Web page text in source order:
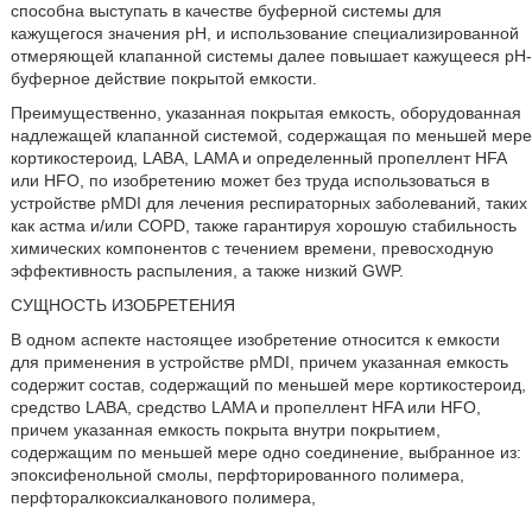
способна выступать в качестве буферной системы для
кажущегося значения pH, и использование специализированной
отмеряющей клапанной системы далее повышает кажущееся pH-
буферное действие покрытой емкости.
Преимущественно, указанная покрытая емкость, оборудованная
надлежащей клапанной системой, содержащая по меньшей мере
кортикостероид, LABA, LAMA и определенный пропеллент HFA
или HFO, по изобретению может без труда использоваться в
устройстве pMDI для лечения респираторных заболеваний, таких
как астма и/или COPD, также гарантируя хорошую стабильность
химических компонентов с течением времени, превосходную
эффективность распыления, а также низкий GWP.
СУЩНОСТЬ ИЗОБРЕТЕНИЯ
В одном аспекте настоящее изобретение относится к емкости
для применения в устройстве pMDI, причем указанная емкость
содержит состав, содержащий по меньшей мере кортикостероид,
средство LABA, средство LAMA и пропеллент HFA или HFO,
причем указанная емкость покрыта внутри покрытием,
содержащим по меньшей мере одно соединение, выбранное из:
эпоксифенольной смолы, перфторированного полимера,
перфторалкоксиалканового полимера,